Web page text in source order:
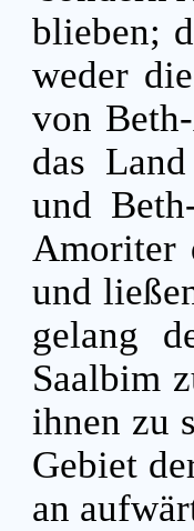
blieben;
weder
von
das
und
Amoriter
und
gelang
Saalbim
ihnen zu
Gebiet
an